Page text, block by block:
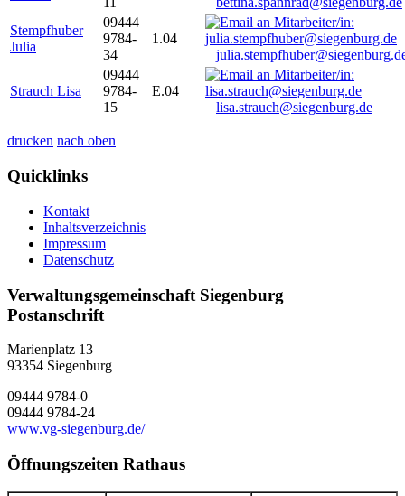
Stempfhuber
Julia
09444
9784-
34
1.04
Strauch Lisa
09444
9784-
15
E.04
lisa.strauch@siegenburg.de
drucken nach oben
Quicklinks
Kontakt
Inhaltsverzeichnis
Impressum
Datenschutz
Verwaltungsgemeinschaft Siegenburg
Postanschrift
Marienplatz 13
93354 Siegenburg
09444 9784-0
09444 9784-24
www.vg-siegenburg.de/
Öffnungszeiten Rathaus